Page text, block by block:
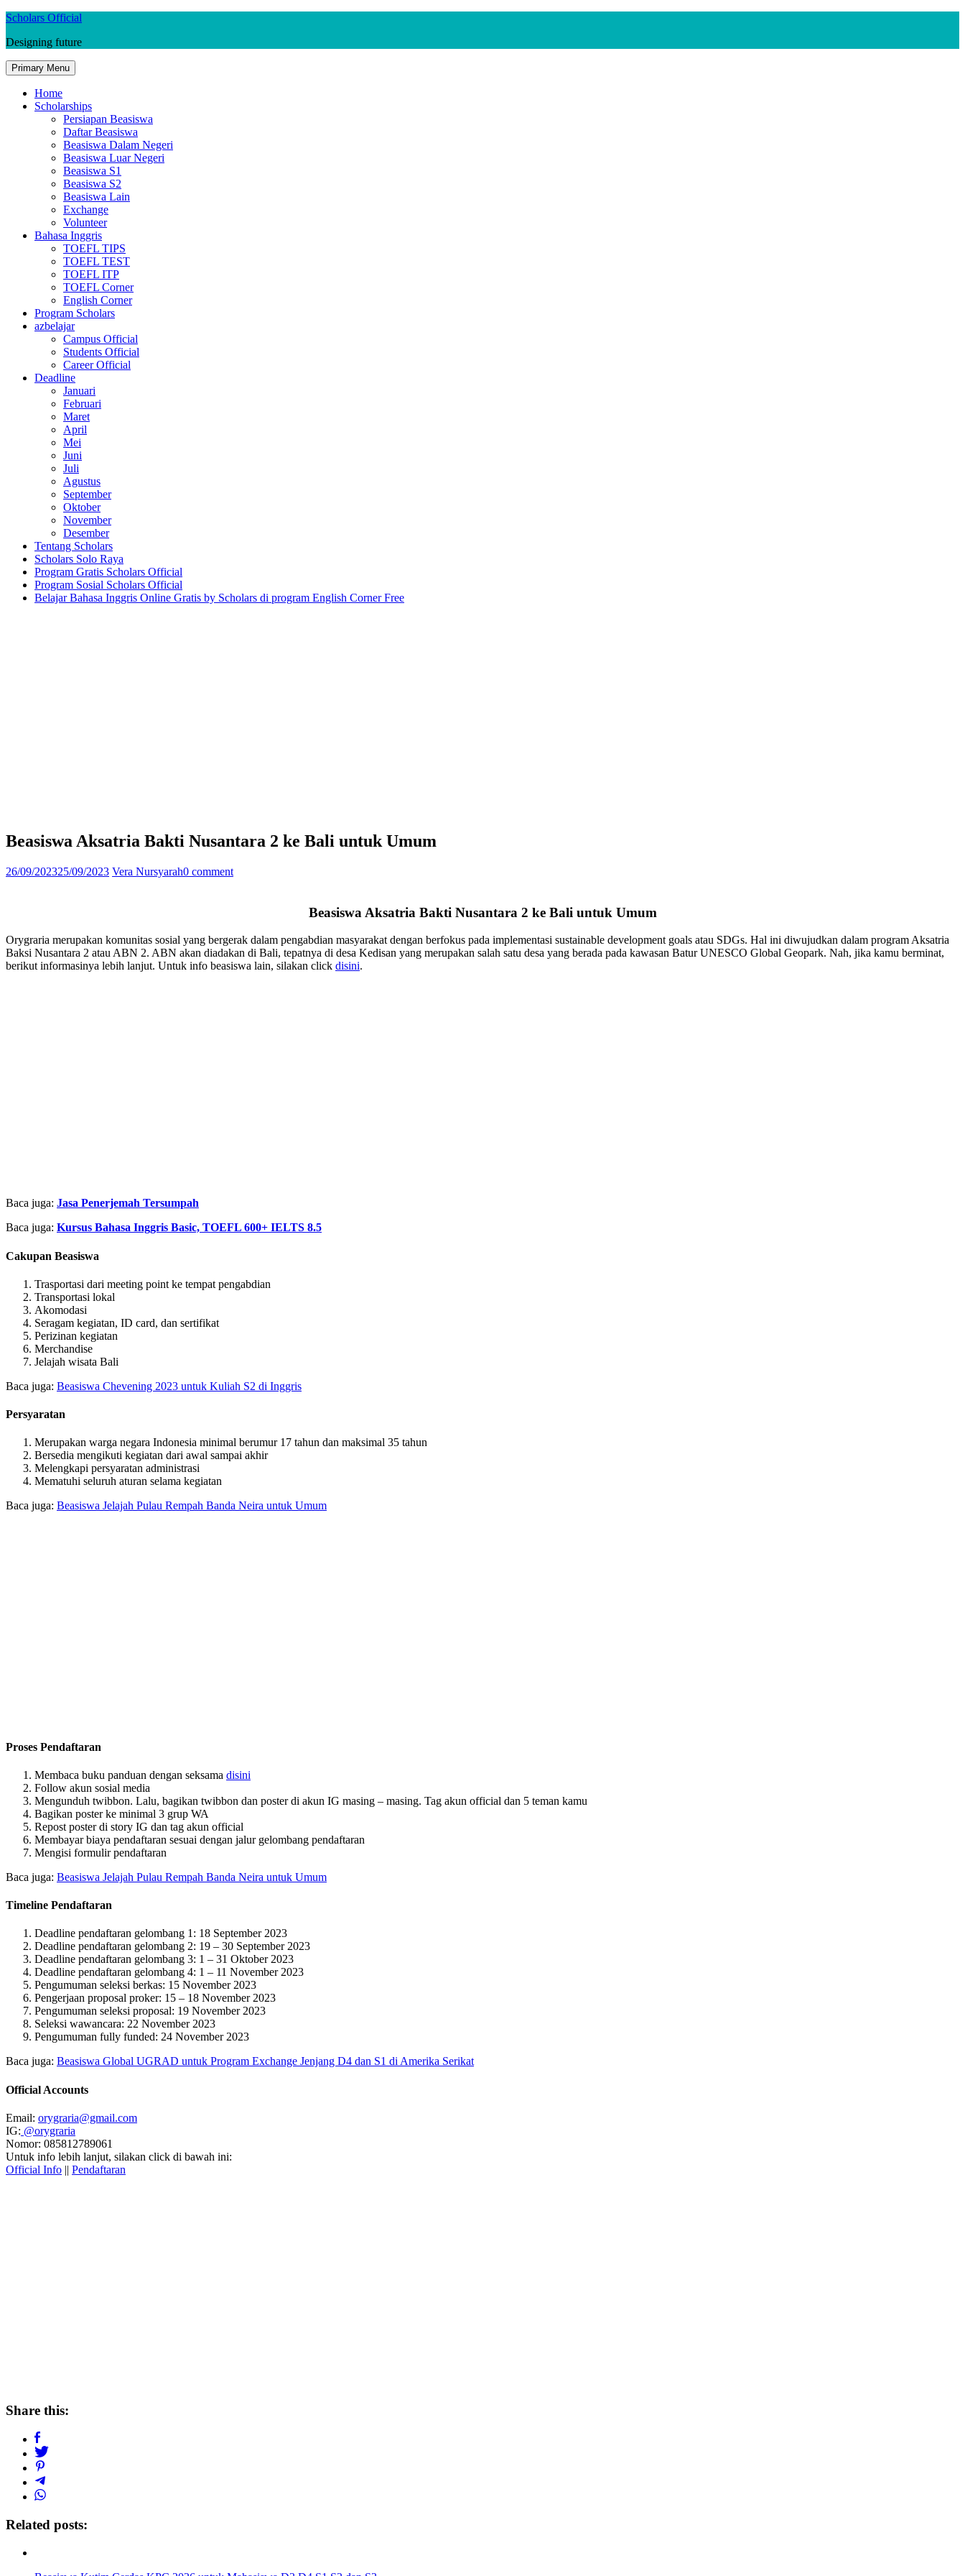
Skip
content
Scholars Official
Designing future
Primary Menu
Home
Scholarships
Persiapan Beasiswa
Daftar Beasiswa
Beasiswa Dalam Negeri
Beasiswa Luar Negeri
Beasiswa S1
Beasiswa S2
Beasiswa Lain
Exchange
Volunteer
Bahasa Inggris
TOEFL TIPS
TOEFL TEST
TOEFL ITP
TOEFL Corner
English Corner
Program Scholars
azbelajar
Campus Official
Students Official
Career Official
Deadline
Januari
Februari
Maret
April
Mei
Juni
Juli
Agustus
September
Oktober
November
Desember
Tentang Scholars
Scholars Solo Raya
Program Gratis Scholars Official
Program Sosial Scholars Official
Belajar Bahasa Inggris Online Gratis by Scholars di program English Corner Free
Beasiswa Aksatria Bakti Nusantara 2 ke Bali untuk Umum
26/09/202325/09/2023 Vera Nursyarah0 comment
Beasiswa Aksatria Bakti Nusantara 2 ke Bali untuk Umum
Orygraria merupakan komunitas sosial yang bergerak dalam pengabdian masyarakat dengan berfokus pada implementasi sustainable development goals atau SDGs. Hal ini diwujudkan dalam program Aksatria
Baksi Nusantara 2 atau ABN 2. ABN akan diadakan di Bali, tepatnya di desa Kedisan yang merupakan salah satu desa yang berada pada kawasan Batur UNESCO Global Geopark. Nah, jika kamu berminat,
berikut informasinya lebih lanjut. Untuk info beasiswa lain, silakan click disini.
Baca juga: Jasa Penerjemah Tersumpah
Baca juga: Kursus Bahasa Inggris Basic, TOEFL 600+ IELTS 8.5
Cakupan Beasiswa
Trasportasi dari meeting point ke tempat pengabdian
Transportasi lokal
Akomodasi
Seragam kegiatan, ID card, dan sertifikat
Perizinan kegiatan
Merchandise
Jelajah wisata Bali
Baca juga: Beasiswa Chevening 2023 untuk Kuliah S2 di Inggris
Persyaratan
Merupakan warga negara Indonesia minimal berumur 17 tahun dan maksimal 35 tahun
Bersedia mengikuti kegiatan dari awal sampai akhir
Melengkapi persyaratan administrasi
Mematuhi seluruh aturan selama kegiatan
Baca juga: Beasiswa Jelajah Pulau Rempah Banda Neira untuk Umum
Proses Pendaftaran
Membaca buku panduan dengan seksama disini
Follow akun sosial media
Mengunduh twibbon. Lalu, bagikan twibbon dan poster di akun IG masing – masing. Tag akun official dan 5 teman kamu
Bagikan poster ke minimal 3 grup WA
Repost poster di story IG dan tag akun official
Membayar biaya pendaftaran sesuai dengan jalur gelombang pendaftaran
Mengisi formulir pendaftaran
Baca juga: Beasiswa Jelajah Pulau Rempah Banda Neira untuk Umum
Timeline Pendaftaran
Deadline pendaftaran gelombang 1: 18 September 2023
Deadline pendaftaran gelombang 2: 19 – 30 September 2023
Deadline pendaftaran gelombang 3: 1 – 31 Oktober 2023
Deadline pendaftaran gelombang 4: 1 – 11 November 2023
Pengumuman seleksi berkas: 15 November 2023
Pengerjaan proposal proker: 15 – 18 November 2023
Pengumuman seleksi proposal: 19 November 2023
Seleksi wawancara: 22 November 2023
Pengumuman fully funded: 24 November 2023
Baca juga: Beasiswa Global UGRAD untuk Program Exchange Jenjang D4 dan S1 di Amerika Serikat
Official Accounts
Email: orygraria@gmail.com
IG: @orygraria
Nomor: 085812789061
Untuk info lebih lanjut, silakan click di bawah ini:
Official Info || Pendaftaran
Share this:
Related posts: